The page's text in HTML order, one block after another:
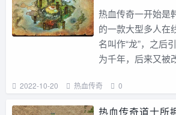
热血传奇一开始是
的一款大型多人在
名叫作“龙”，之后
为千年，后来又被
2022-10-20 热血传奇 0
热血传奇道士所